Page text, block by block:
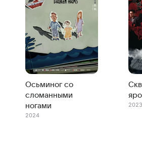
Осьминог со
сломанными
ногами
2024
2023